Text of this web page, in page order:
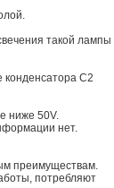
такой лампы
С2
ниже 50V.
нет.
преимуществам.
потребляют